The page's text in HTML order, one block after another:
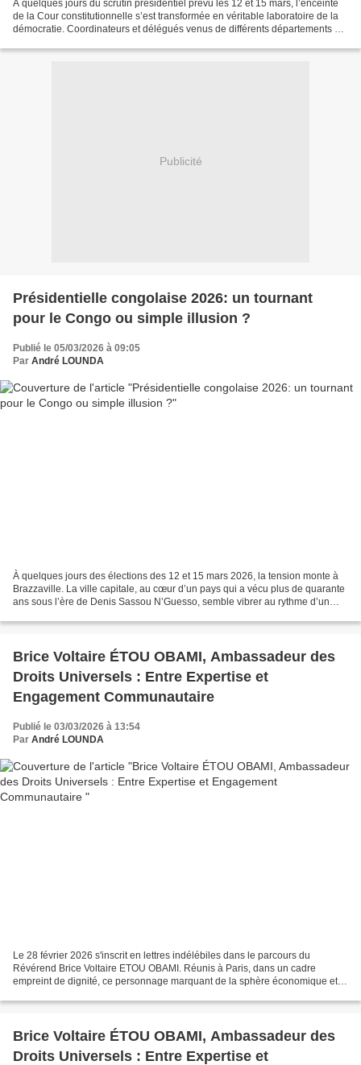
À quelques jours du scrutin présidentiel prévu les 12 et 15 mars, l’enceinte
de la Cour constitutionnelle s’est transformée en véritable laboratoire de la
démocratie. Coordinateurs et délégués venus de différents départements du
Publicité
Présidentielle congolaise 2026: un tournant
pour le Congo ou simple illusion ?
Publié le 05/03/2026 à 09:05
Par André LOUNDA
À quelques jours des élections des 12 et 15 mars 2026, la tension monte à
Brazzaville. La ville capitale, au cœur d’un pays qui a vécu plus de quarante
ans sous l’ère de Denis Sassou N’Guesso, semble vibrer au rythme d’un
Brice Voltaire ÉTOU OBAMI, Ambassadeur des
Droits Universels : Entre Expertise et
Engagement Communautaire
Publié le 03/03/2026 à 13:54
Par André LOUNDA
Le 28 février 2026 s'inscrit en lettres indélébiles dans le parcours du
Révérend Brice Voltaire ETOU OBAMI. Réunis à Paris, dans un cadre
empreint de dignité, ce personnage marquant de la sphère économique et
Brice Voltaire ÉTOU OBAMI, Ambassadeur des
Droits Universels : Entre Expertise et